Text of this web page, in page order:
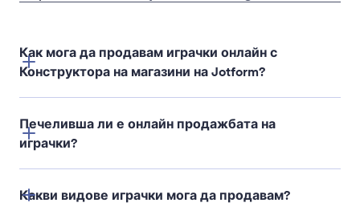
Как мога да продавам играчки онлайн с
Конструктора на магазини на Jotform?
Конструктора на магазини на Jotform
Печеливша ли е онлайн продажбата на
играчки?
Какви видове играчки мога да продавам?